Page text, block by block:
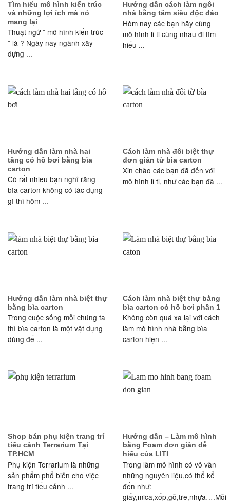
Tìm hiểu mô hình kiến trúc
và những lợi ích mà nó
mang lại
Thuật ngữ ” mô hình kiến trúc
” là ? Ngày nay ngành xây
dựng ...
Hướng dẫn cách làm ngôi
nhà bằng tăm siêu độc đáo
Hôm nay các bạn hãy cùng
mô hình li ti cùng nhau đi tìm
hiểu ...
Hướng dẫn làm nhà hai
tâng có hồ bơi bằng bìa
carton
Có rất nhiều bạn nghĩ rằng
bìa carton không có tác dụng
gì thì hôm ...
Cách làm nhà đôi biệt thự
đơn giản từ bìa carton
Xin chào các bạn đã đến với
mô hình li ti, như các bạn đã ...
Hướng dẫn làm nhà biệt thự
bằng bìa carton
Trong cuộc sống mỗi chúng ta
thì bìa carton là một vật dụng
dùng để ...
Cách làm nhà biệt thự bằng
bìa carton có hồ bơi phần 1
Không còn quá xa lại với cách
làm mô hình nhà bằng bìa
carton hiện ...
Shop bán phụ kiện trang trí
tiểu cảnh Terrarium Tại
TP.HCM
Phụ kiện Terrarium là những
sản phẩm phổ biến cho việc
trang trí tiểu cảnh ...
Hướng dẫn – Làm mô hình
bằng Foam đơn giản dễ
hiểu của LITI
Trong làm mô hình có vô vàn
những nguyên liệu,có thể kể
đến như:
giấy,mica,xốp,gỗ,tre,nhựa….Mỗi